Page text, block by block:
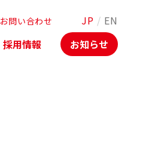
採用情報 お知らせ
お問い合わせ JP / EN